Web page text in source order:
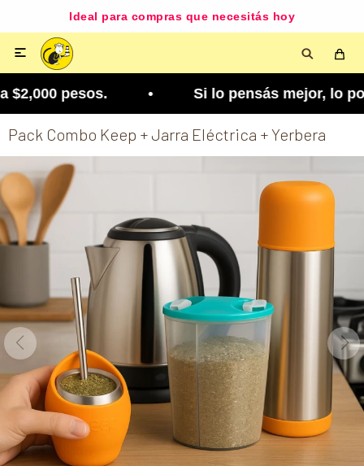
Ideal para compras que necesitás hoy

$2,000 pesos. • Si lo pensás mejor, lo
Pack Combo Keep + Jarra Eléctrica + Yerbera